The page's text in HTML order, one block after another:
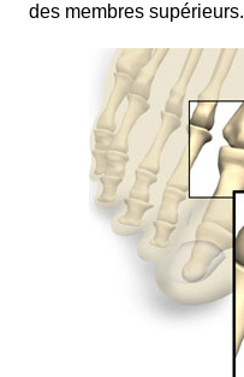
des membres supérieurs.